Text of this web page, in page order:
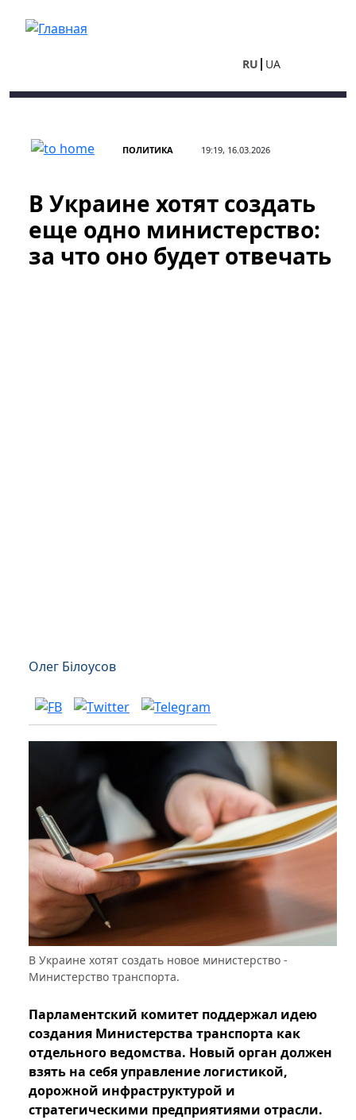
RU UA
ПОЛИТИКА 19:19, 16.03.2026
В Украине хотят создать
еще одно министерство:
за что оно будет отвечать
Олег Білоусов
В Украине хотят создать новое министерство -
Министерство транспорта.
Парламентский комитет поддержал идею
создания Министерства транспорта как
отдельного ведомства. Новый орган должен
взять на себя управление логистикой,
дорожной инфраструктурой и
стратегическими предприятиями отрасли.